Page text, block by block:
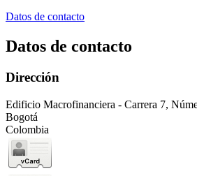
Datos de contacto
Datos de contacto
Dirección
Edificio Macrofinanciera - Carrera 7,
Bogotá
Colombia